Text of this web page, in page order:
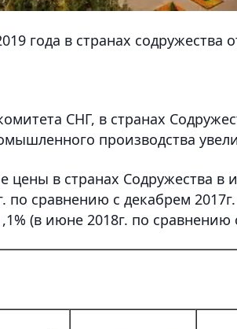
года в странах
СНГ, в странах
производства
цены в странах Содружества
по сравнению с декабрем
(в июне 2018г. по сравнению